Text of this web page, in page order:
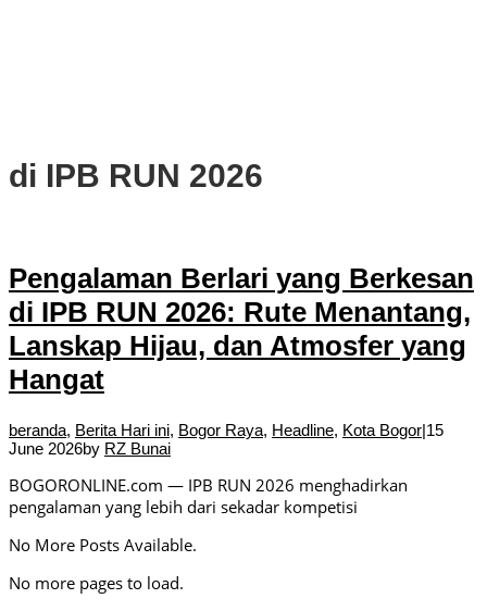
di IPB RUN 2026
Pengalaman Berlari yang Berkesan
di IPB RUN 2026: Rute Menantang,
Lanskap Hijau, dan Atmosfer yang
Hangat
beranda, Berita Hari ini, Bogor Raya, Headline, Kota Bogor|15
June 2026by RZ Bunai
BOGORONLINE.com — IPB RUN 2026 menghadirkan
pengalaman yang lebih dari sekadar kompetisi
No More Posts Available.
No more pages to load.